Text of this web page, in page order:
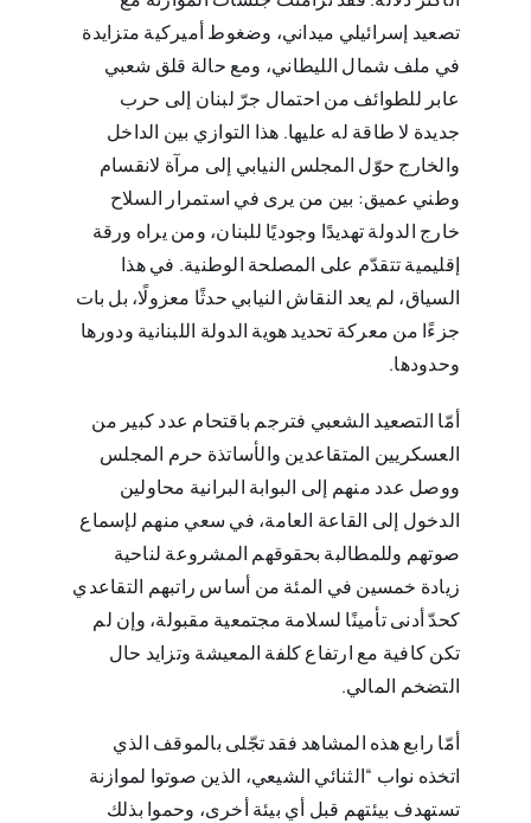
تصعيد إسرائيلي ميداني، وضغوط أميركية متزايدة
في ملف شمال الليطاني، ومع حالة قلق شعبي
عابر للطوائف من احتمال جرّ لبنان إلى حرب
جديدة لا طاقة له عليها. هذا التوازي بين الداخل
والخارج حوّل المجلس النيابي إلى مرآة لانقسام
وطني عميق: بين من يرى في استمرار السلاح
خارج الدولة تهديدًا وجوديًا للبنان، ومن يراه ورقة
إقليمية تتقدّم على المصلحة الوطنية. في هذا
السياق، لم يعد النقاش النيابي حدثًا معزولًا، بل بات
جزءًا من معركة تحديد هوية الدولة اللبنانية ودورها
وحدودها.
أمّا التصعيد الشعبي فترجم باقتحام عدد كبير من
العسكريين المتقاعدين والأساتذة حرم المجلس
ووصل عدد منهم إلى البوابة البرانية محاولين
الدخول إلى القاعة العامة، في سعي منهم لإسماع
صوتهم وللمطالبة بحقوقهم المشروعة لناحية
زيادة خمسين في المئة من أساس راتبهم التقاعدي
كحدّ أدنى تأمينًا لسلامة مجتمعية مقبولة، وإن لم
تكن كافية مع ارتفاع كلفة المعيشة وتزايد حال
التضخم المالي.
أمّا رابع هذه المشاهد فقد تجّلى بالموقف الذي
اتخذه نواب “الثنائي الشيعي، الذين صوتوا لموازنة
تستهدف بيئتهم قبل أي بيئة أخرى، وحموا بذلك